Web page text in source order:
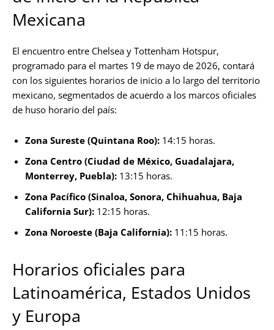
Mexicana
El encuentro entre Chelsea y Tottenham Hotspur,
programado para el martes 19 de mayo de 2026, contará
con los siguientes horarios de inicio a lo largo del territorio
mexicano, segmentados de acuerdo a los marcos oficiales
de huso horario del país:
Zona Sureste (Quintana Roo): 14:15 horas.
Zona Centro (Ciudad de México, Guadalajara,
Monterrey, Puebla): 13:15 horas.
Zona Pacífico (Sinaloa, Sonora, Chihuahua, Baja
California Sur): 12:15 horas.
Zona Noroeste (Baja California): 11:15 horas.
Horarios oficiales para
Latinoamérica, Estados Unidos
y Europa